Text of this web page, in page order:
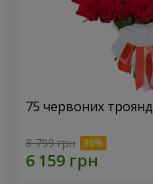
75 червоних троянд
8 799 грн